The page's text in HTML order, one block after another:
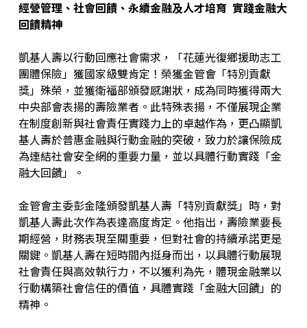
經營管理、社會回饋、永續金融及人才培育 實踐金融大
回饋精神
凱基人壽以行動回應社會需求，「花蓮光復鄉援助志工
團體保險」獲國家級雙肯定！榮獲金管會「特別貢獻
獎」殊榮，並獲衛福部頒發感謝狀，成為同時獲得兩大
中央部會表揚的壽險業者。此特殊表揚，不僅展現企業
在制度創新與社會責任實踐力上的卓越作為，更凸顯凱
基人壽於普惠金融與行動金融的突破，致力於讓保險成
為連結社會安全網的重要力量，並以具體行動實踐「金
融大回饋」。
金管會主委彭金隆頒發凱基人壽「特別貢獻獎」時，對
凱基人壽此次作為表達高度肯定。他指出，壽險業要長
期經營，財務表現至關重要，但對社會的持續承諾更是
關鍵。凱基人壽在短時間內挺身而出，以具體行動展現
社會責任與高效執行力，不以獲利為先，體現金融業以
行動構築社會信任的價值，具體實踐「金融大回饋」的
精神。